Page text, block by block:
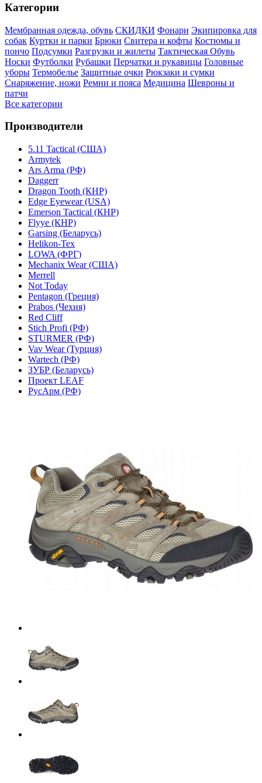
Категории
Мембранная одежда, обувь СКИДКИ Фонари Экипировка для
собак Куртки и парки Брюки Свитера и кофты Костюмы и
пончо Подсумки Разгрузки и жилеты Тактическая Обувь
Носки Футболки Рубашки Перчатки и рукавицы Головные
уборы Термобелье Защитные очки Рюкзаки и сумки
Снаряжение, ножи Ремни и пояса Медицина Шевроны и
патчи
Все категории
Производители
5.11 Tactical (США)
Armytek
Ars Arma (РФ)
Daggerr
Dragon Tooth (КНР)
Edge Eyewear (USA)
Emerson Tactical (КНР)
Flyye (КНР)
Garsing (Беларусь)
Helikon-Tex
LOWA (ФРГ)
Mechanix Wear (США)
Merrell
Not Today
Pentagon (Греция)
Prabos (Чехия)
Red Cliff
Stich Profi (РФ)
STURMER (РФ)
Vav Wear (Турция)
Wartech (РФ)
ЗУБР (Беларусь)
Проект LEAF
РусАрм (РФ)